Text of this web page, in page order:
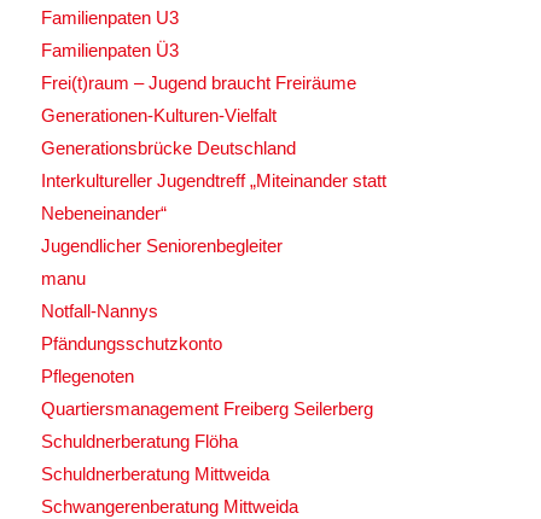
Familienpaten U3
Familienpaten Ü3
Frei(t)raum – Jugend braucht Freiräume
Generationen-Kulturen-Vielfalt
Generationsbrücke Deutschland
Interkultureller Jugendtreff „Miteinander statt
Nebeneinander“
Jugendlicher Seniorenbegleiter
manu
Notfall-Nannys
Pfändungsschutzkonto
Pflegenoten
Quartiersmanagement Freiberg Seilerberg
Schuldnerberatung Flöha
Schuldnerberatung Mittweida
Schwangerenberatung Mittweida